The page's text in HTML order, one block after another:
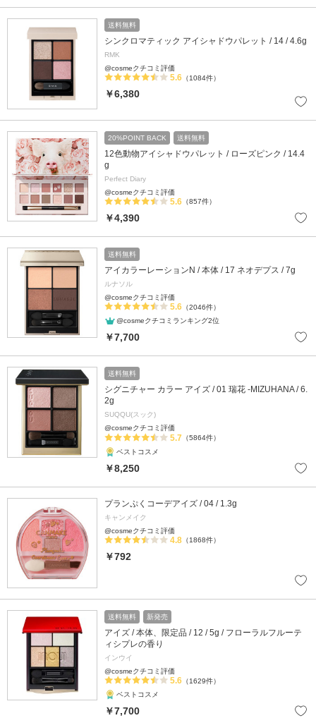
送料無料
シンクロマティック アイシャドウパレット / 14 / 4.6g
RMK
@cosmeクチコミ評価
5.6 （1084件）
￥6,380
20%POINT BACK 送料無料
12色動物アイシャドウパレット / ローズピンク / 14.4
g
Perfect Diary
@cosmeクチコミ評価
5.6 （857件）
￥4,390
送料無料
アイカラーレーションN / 本体 / 17 ネオデプス / 7g
ルナソル
@cosmeクチコミ評価
5.6 （2046件）
@cosmeクチコミランキング2位
￥7,700
送料無料
シグニチャー カラー アイズ / 01 瑞花 -MIZUHANA / 6.
2g
SUQQU(スック)
@cosmeクチコミ評価
5.7 （5864件）
ベストコスメ
￥8,250
プランぷくコーデアイズ / 04 / 1.3g
キャンメイク
@cosmeクチコミ評価
4.8 （1868件）
￥792
送料無料 新発売
アイズ / 本体、限定品 / 12 / 5g / フローラルフルーテ
ィシプレの香り
インウイ
@cosmeクチコミ評価
5.6 （1629件）
ベストコスメ
￥7,700